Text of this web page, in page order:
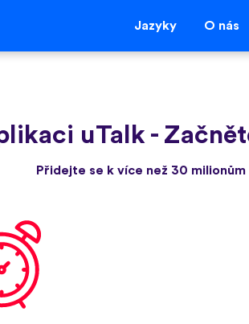
Jazyky O nás
uTalk -
Přidejte se k více než 30